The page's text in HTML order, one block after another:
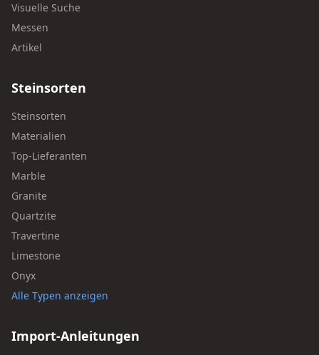
Visuelle Suche
Messen
Artikel
Steinsorten
Steinsorten
Materialien
Top-Lieferanten
Marble
Granite
Quartzite
Travertine
Limestone
Onyx
Alle Typen anzeigen
Import-Anleitungen